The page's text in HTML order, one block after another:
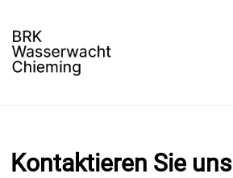
Kontaktieren Sie uns